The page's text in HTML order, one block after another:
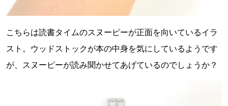
こちらは読書タイムのスヌーピーが正面を向いているイラ
スト。ウッドストックが本の中身を気にしているようです
が、スヌーピーが読み聞かせてあげているのでしょうか？